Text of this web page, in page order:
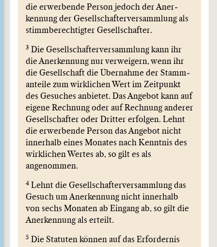
die erwerbende Person jedoch der Aner­
kennung der Gesellschafterversammlung als
stimmberechtigter Gesellschafter.
3
Die Gesellschafterversammlung kann ihr
die Anerkennung nur ver­weigern, wenn ihr
die Gesellschaft die Übernahme der Stamm­
anteile zum wirklichen Wert im Zeitpunkt
des Gesuches anbietet. Das Angebot kann auf
eigene Rechnung oder auf Rechnung anderer
Gesellschafter oder Dritter erfolgen. Lehnt
die erwerbende Person das Angebot nicht
innerhalb eines Monates nach Kenntnis des
wirklichen Wertes ab, so gilt es als
angenommen.
4
Lehnt die Gesellschafterversammlung das
Gesuch um Anerkennung nicht innerhalb
von sechs Monaten ab Eingang ab, so gilt die
Anerkennung als erteilt.
5
Die Statuten können auf das Erfordernis